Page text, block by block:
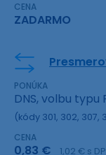
CENA
ZADARMO
PONÚKA
DNS, volbu
(kódy 301, 302, 307,
CENA
0,83 € 1,02 € s